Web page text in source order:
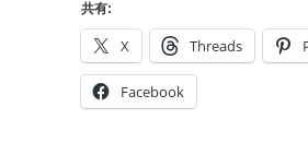
共有:
X Threads
Facebook